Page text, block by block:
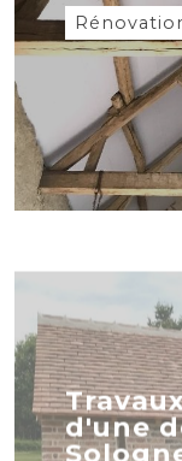
d'une